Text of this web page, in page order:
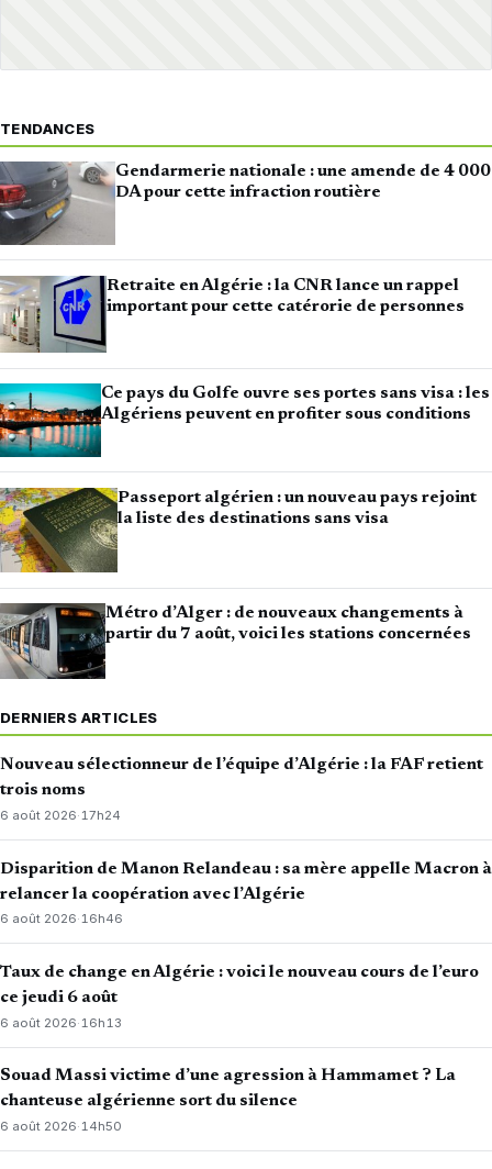
TENDANCES
Gendarmerie nationale : une amende de 4 000
DA pour cette infraction routière
Retraite en Algérie : la CNR lance un rappel
important pour cette catérorie de personnes
Ce pays du Golfe ouvre ses portes sans visa : les
Algériens peuvent en profiter sous conditions
Passeport algérien : un nouveau pays rejoint
la liste des destinations sans visa
Métro d’Alger : de nouveaux changements à
partir du 7 août, voici les stations concernées
DERNIERS ARTICLES
Nouveau sélectionneur de l’équipe d’Algérie : la FAF retient
trois noms
6 août 2026·17h24
Disparition de Manon Relandeau : sa mère appelle Macron à
relancer la coopération avec l’Algérie
6 août 2026·16h46
Taux de change en Algérie : voici le nouveau cours de l’euro
ce jeudi 6 août
6 août 2026· 16h13
Souad Massi victime d’une agression à Hammamet ? La
chanteuse algérienne sort du silence
6 août 2026·14h50